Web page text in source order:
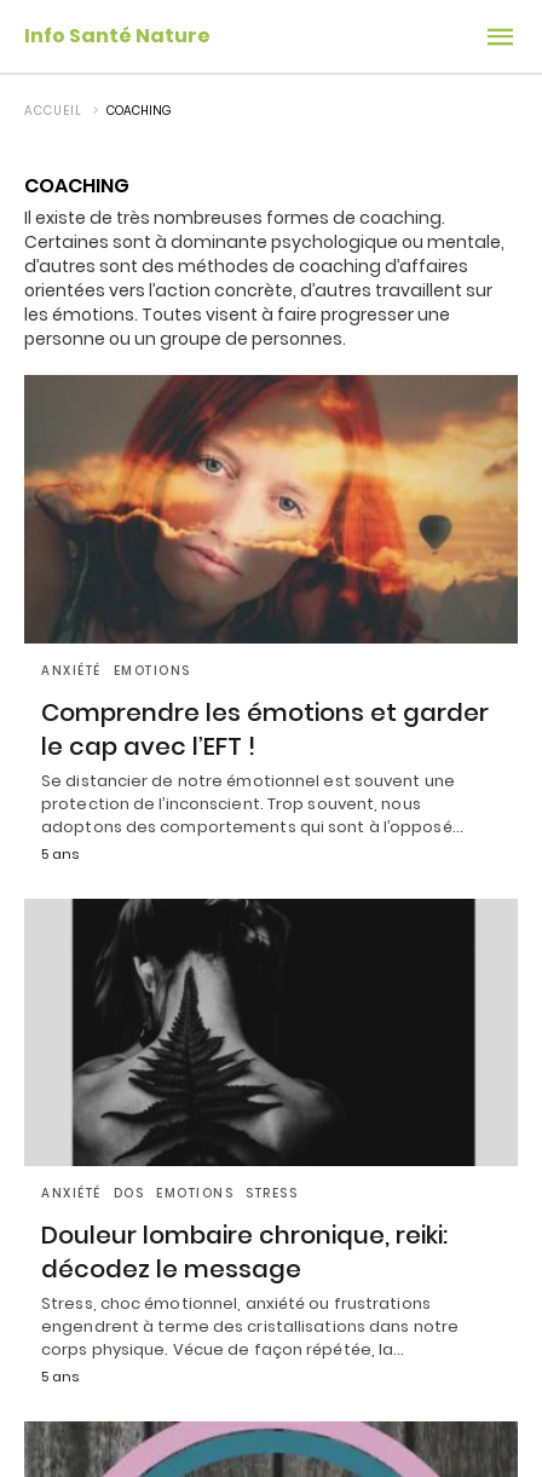
Info Santé Nature
ACCUEIL COACHING
COACHING
Il existe de très nombreuses formes de coaching.
Certaines sont à dominante psychologique ou mentale,
d’autres sont des méthodes de coaching d’affaires
orientées vers l’action concrète, d’autres travaillent sur
les émotions. Toutes visent à faire progresser une
personne ou un groupe de personnes.
ANXIÉTÉ EMOTIONS
Comprendre les émotions et garder
le cap avec l’EFT !
Se distancier de notre émotionnel est souvent une
protection de l’inconscient. Trop souvent, nous
adoptons des comportements qui sont à l’opposé…
5 ans
ANXIÉTÉ DOS EMOTIONS STRESS
Douleur lombaire chronique, reiki:
décodez le message
Stress, choc émotionnel, anxiété ou frustrations
engendrent à terme des cristallisations dans notre
corps physique. Vécue de façon répétée, la…
5 ans